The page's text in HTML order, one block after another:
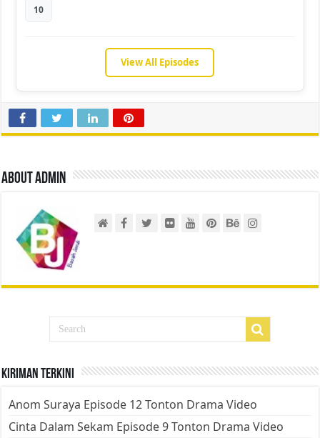
10
View All Episodes
About admin
Kiriman Terkini
Anom Suraya Episode 12 Tonton Drama Video
Cinta Dalam Sekam Episode 9 Tonton Drama Video